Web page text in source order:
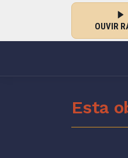
OUVIR
A HORA DO OUVINTE com
Esta